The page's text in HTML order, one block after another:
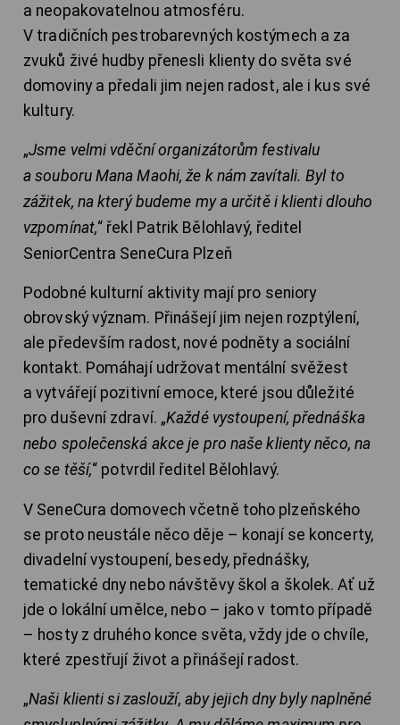
a neopakovatelnou atmosféru.
V tradičních pestrobarevných kostýmech a za
zvuků živé hudby přenesli klienty do světa své
domoviny a předali jim nejen radost, ale i kus své
kultury.
„Jsme velmi vděční organizátorům festivalu
a souboru Mana Maohi, že k nám zavítali. Byl to
zážitek, na který budeme my a určitě i klienti dlouho
vzpomínat,“ řekl Patrik Bělohlavý, ředitel
SeniorCentra SeneCura Plzeň
Podobné kulturní aktivity mají pro seniory
obrovský význam. Přinášejí jim nejen rozptýlení,
ale především radost, nové podněty a sociální
kontakt. Pomáhají udržovat mentální svěžest
a vytvářejí pozitivní emoce, které jsou důležité
pro duševní zdraví. „Každé vystoupení, přednáška
nebo společenská akce je pro naše klienty něco, na
co se těší,“ potvrdil ředitel Bělohlavý.
V SeneCura domovech včetně toho plzeňského
se proto neustále něco děje – konají se koncerty,
divadelní vystoupení, besedy, přednášky,
tematické dny nebo návštěvy škol a školek. Ať už
jde o lokální umělce, nebo – jako v tomto případě
– hosty z druhého konce světa, vždy jde o chvíle,
které zpestřují život a přinášejí radost.
„Naši klienti si zaslouží, aby jejich dny byly naplněné